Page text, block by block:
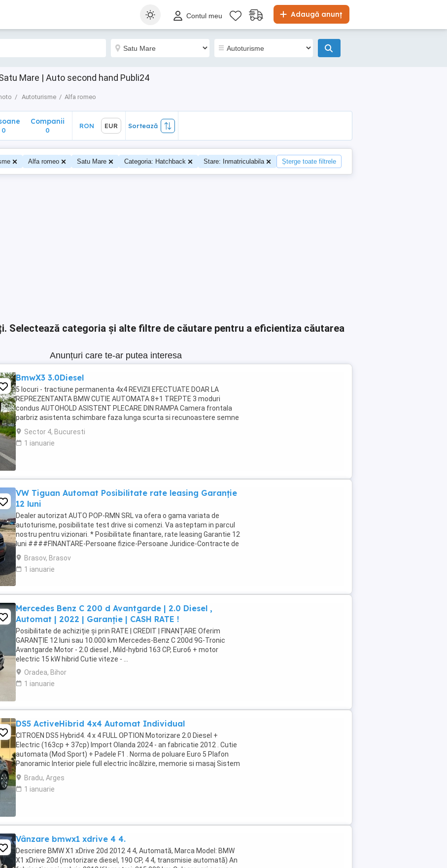
Adaugă anunț
Contul meu
Mare | Auto second hand Publi24
Autoturisme Alfa romeo
Sortează
0
Companii
0
RON EUR Sortează
Alfa romeo Satu Mare Categoria: Hatchback Stare: Inmatriculabila Șterge toate filtrele
Selectează categoria și alte filtre de căutare pentru a eficientiza căutarea
Anunțuri care te-ar putea interesa
BmwX3 3.0Diesel
5 locuri - tractiune permanenta 4x4 REVIZII EFECTUATE DOAR LA
REPREZENTANTA BMW CUTIE AUTOMATA 8+1 TREPTE 3 moduri
condus AUTOHOLD ASISTENT PLECARE DIN RAMPA Camera frontala
parbriz asistenta schimbare faza lunga scurta si recunoastere semne
rutiere Keyless Go ! Pornire fara cheie Keyless ...
Sector 4, Bucuresti
1 ianuarie
VW Tiguan Automat Posibilitate rate leasing Garanție
12 luni
Dealer autorizat AUTO POP-RMN SRL va ofera o gama variata de
autoturisme, posibilitate test drive si comenzi. Va asteptam in parcul
nostru pentru vizionari. * Posibilitate finantare, rate leasing Garantie 12
luni ####FINANTARE-Persoane fizice-Persoane Juridice-Contracte de
munca in strainatate### ...
Brasov, Brasov
1 ianuarie
Mercedes Benz C 200 d Avantgarde | 2.0 Diesel ,
Automat | 2022 | Garanție | CASH RATE !
Posibilitate de achiziție și prin RATE | CREDIT | FINANȚARE Oferim
GARANȚIE 12 luni sau 10.000 km Mercedes-Benz C 200d 9G-Tronic
Avantgarde Motor - 2.0 diesel , Mild-hybrid 163 CP, Euro6 + motor
electric 15 kW hibrid Cutie viteze - ...
Oradea, Bihor
1 ianuarie
DS5 ActiveHibrid 4x4 Automat Individual
CITROEN DS5 Hybrid4. 4 x 4 FULL OPTION Motorizare 2.0 Diesel +
Electric (163cp + 37cp) Import Olanda 2024 - an fabricatie 2012 . Cutie
automata (Mod Sport) + Padele F1 . Norma de poluare Euro 5 Plafon
Panoramic Interior piele full electric încălzire, memorie si masaj Sistem
Comfort Keyless ...
Bradu, Arges
1 ianuarie
Vânzare bmwx1 xdrive 4 4.
Descriere BMW X1 xDrive 20d 2012 4 4, Automată, Marca Model: BMW
X1 xDrive 20d (motorizare diesel, 190 CP, 4 4, transmisie automată) An